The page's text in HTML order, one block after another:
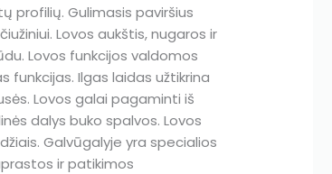
profilių. Gulimasis paviršius
Lovos aukštis, nugaros ir
Lovos funkcijos valdomos
Ilgas laidas užtikrina
Lovos galai pagaminti iš
dalys buko spalvos. Lovos
Galvūgalyje yra specialios
ir patikimos